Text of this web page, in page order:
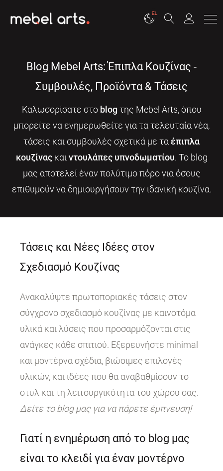
EL
Blog Mebel Arts: Έπιπλα Κουζίνας -
Συμβουλές, Προϊόντα & Τάσεις
Καλωσορίσατε στο blogτης Mebel Arts, όπου
μπορείτε να ενημερωθείτε για τα τελευταία νέα,
τάσεις και συμβουλές σχετικά με τα έπιπλα
κουζίναςκαι ντουλάπες υπνοδωματίου. Το blog
μας αποτελεί έναν πολύτιμο πόρο για όσους
επιθυμούν να δημιουργήσουν την ιδανική κουζίνα.
Τάσεις και Νέες Ιδέες στον
Σχεδιασμό Κουζίνας
Ανακαλύψτε πρωτοποριακές τάσεις στον
σύγχρονο σχεδιασμό κουζίνας με καινοτόμα
υλικά και λύσεις που προσαρμόζονται στις
ανάγκες κάθε σπιτιού. Εξερευνήστε minimal
και μοντέρνα σχέδια, βιώσιμες επιλογές
υλικών, και ιδέες που θα αναβαθμίσουν το
στυλ και τη λειτουργικότητα του χώρου σας.
Δείτε το blog μας για να πάρετε έμπνευση!
Γιατί η ενημέρωση από το blog μας
είναι το κλειδί για έναν μοντέρνο